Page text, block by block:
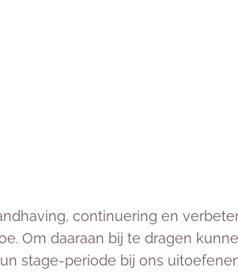
continuering en
Om daaraan bij te dragen
stage-periode bij ons